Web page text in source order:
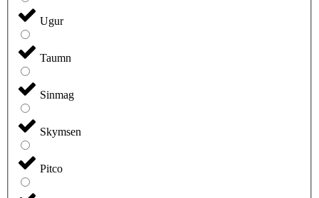
Ugur
Taumn
Sinmag
Skymsen
Pitco